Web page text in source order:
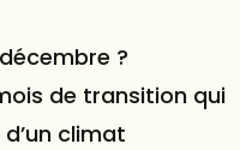
?
de transition qui
climat